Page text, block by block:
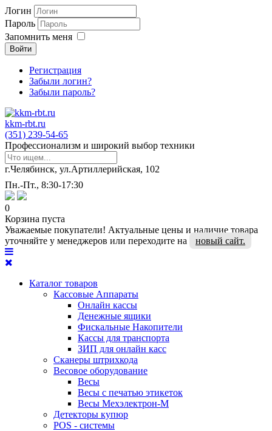
Логин
Пароль
Запомнить меня
Войти
Регистрация
Забыли логин?
Забыли пароль?
kkm-rbt.ru
(351) 239-54-65
Профессионализм и широкий выбор техники
г.Челябинск, ул.Артиллерийская, 102
Пн.-Пт., 8:30-17:30
0
Корзина пуста
Уважаемые покупатели! Актуальные цены и наличие товара
уточняйте у менеджеров или переходите на
новый сайт.
Каталог товаров
Кассовые Аппараты
Онлайн кассы
Денежные ящики
Фискальные Накопители
Кассы для транспорта
ЗИП для онлайн касс
Сканеры штрихкода
Весовое оборудование
Весы
Весы с печатью этикеток
Весы Мехэлектрон-М
Детекторы купюр
POS - системы